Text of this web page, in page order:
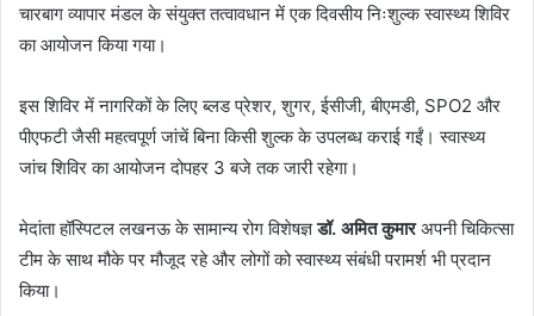
चारबाग व्यापार मंडल के संयुक्त तत्वावधान में एक दिवसीय निःशुल्क स्वास्थ्य शिविर
का आयोजन किया गया।
इस शिविर में नागरिकों के लिए ब्लड प्रेशर, शुगर, ईसीजी, बीएमडी, SPO2 और
पीएफटी जैसी महत्वपूर्ण जांचें बिना किसी शुल्क के उपलब्ध कराई गईं। स्वास्थ्य
जांच शिविर का आयोजन दोपहर 3 बजे तक जारी रहेगा।
मेदांता हॉस्पिटल लखनऊ के सामान्य रोग विशेषज्ञडॉ. अमित कुमारअपनी चिकित्सा
टीम के साथ मौके पर मौजूद रहे और लोगों को स्वास्थ्य संबंधी परामर्श भी प्रदान
किया।